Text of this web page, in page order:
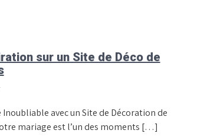
sur un Site de Déco de
Inoubliable avec un Site de Décoration de
mariage est l’un des moments […]